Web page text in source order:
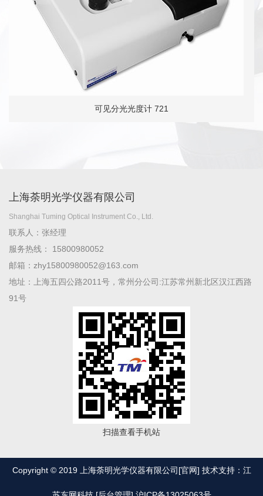
可见分光光度计 721
上海荼明光学仪器有限公司
Shanghai Tuming Optical Instrument Co., Ltd.
联系人：张经理
服务热线： 15800980052
邮箱：zhy15800980052@163.com
地址：上海五四公路2011号，常州分公司:江苏常州新北区汉江西路
91号
扫描查看手机站
Copyright © 2019 上海荼明光学仪器有限公司[官网] 技术支持：江